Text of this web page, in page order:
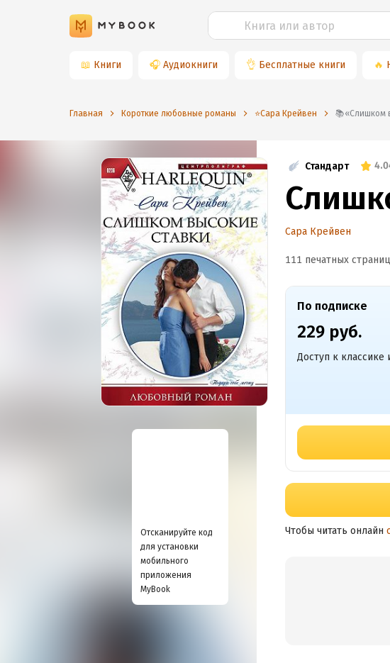
📖 Книги 🎧 Аудиокниги 👌 Бесплатные книги 🔥
Главная Короткие любовные романы ⭐️Сара Крейвен
Отсканируйте код
для установки
мобильного
приложения
MyBook
Стандарт
Сара Крейвен
111 печатных страниц
По подписке
229 руб.
Доступ к классике
Чтобы читать онлайн